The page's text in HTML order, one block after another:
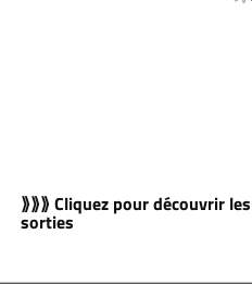
⟫⟫⟫ Cliquez pour découvrir
sorties